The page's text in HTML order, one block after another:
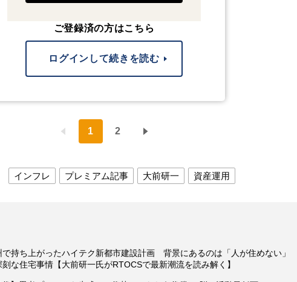
ご登録済の方はこちら
ログインして続きを読む
1 2
インフレ プレミアム記事 大前研一 資産運用
持ち上がったハイテク新都市建設計画 背景にあるのは「人が住めない」
な住宅事情【大前研一氏がRTOCSで最新潮流を読み解く】